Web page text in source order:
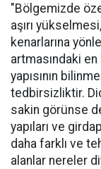
"Bölgemizde
aşırı
kenarlarına
artmasındaki
yapısının
tedbirsizliktir.
sakin görünse
yapıları ve
daha farklı ve
alanlar nereler